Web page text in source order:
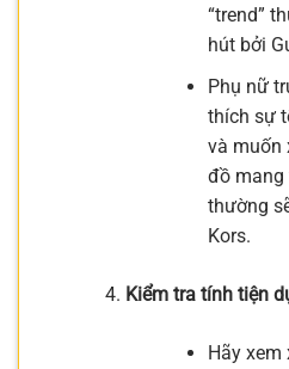
“trend”
hút bởi
Phụ nữ
thích sự
và muốn
đồ mang
thường
Kors.
Kiểm tra tính tiện
Hãy